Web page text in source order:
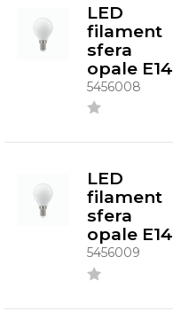
LED
filament
sfera
opale E14
5456008
LED
filament
sfera
opale E14
5456009